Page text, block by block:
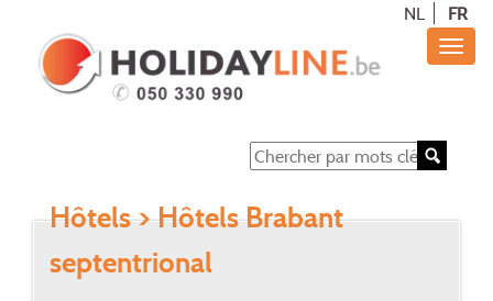
NL FR
Hôtels> Hôtels Brabant
septentrional